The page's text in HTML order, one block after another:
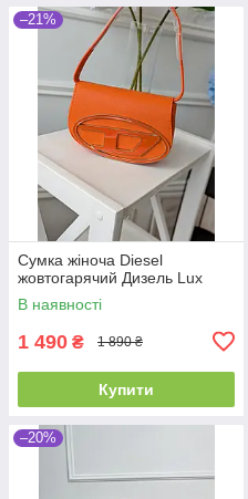
–21%
Сумка жіноча Diesel
жовтогарячий Дизель Lux
В наявності
1 490 ₴ 1 890 ₴
Купити
–20%